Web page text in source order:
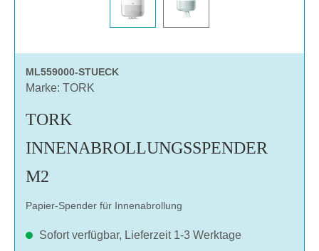
ML559000-STUECK
Marke: TORK
TORK
INNENABROLLUNGSSPENDER
M2
Papier-Spender für Innenabrollung
Sofort verfügbar, Lieferzeit 1-3 Werktage